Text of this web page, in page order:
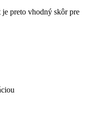
preto vhodný skôr pre